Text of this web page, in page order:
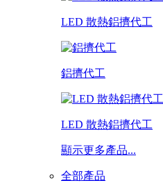
LED 散熱鋁擠代工
鋁擠代工
LED 散熱鋁擠代工
顯示更多產品...
全部產品